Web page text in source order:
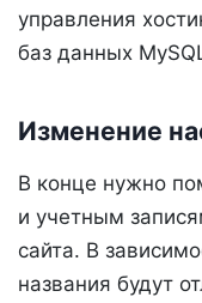
управления
баз данных
Изменение
В конце нужно
и учетным
сайта. В
названия будут